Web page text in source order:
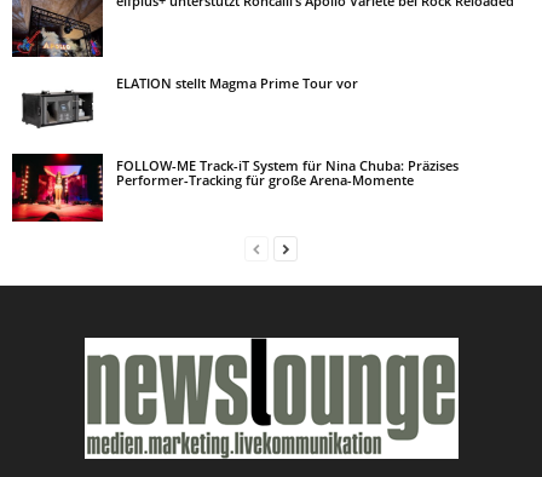
ELATION stellt Magma Prime Tour vor
FOLLOW-ME Track-iT System für Nina Chuba: Präzises
Performer-Tracking für große Arena-Momente